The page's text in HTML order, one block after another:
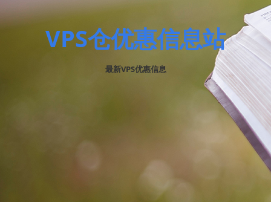
VPS仓优惠信息站
最新VPS优惠信息